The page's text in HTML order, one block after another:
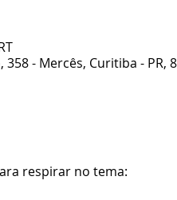
- Mercês, Curitiba - PR,
respirar no tema: